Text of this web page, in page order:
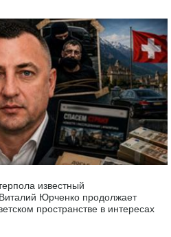
известный
Юрченко продолжает
пространстве в интересах